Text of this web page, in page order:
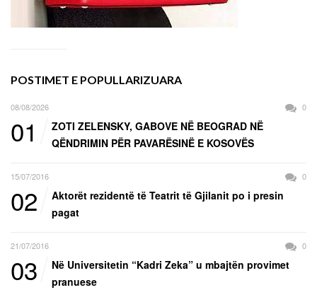
POSTIMET E POPULLARIZUARA
08/08/2026 0
01
ZOTI ZELENSKY, GABOVE NË BEOGRAD NË
QËNDRIMIN PËR PAVARËSINË E KOSOVËS
15/07/2016 0
02
Aktorët rezidentë të Teatrit të Gjilanit po i presin
pagat
21/07/2016 0
03
Në Universitetin “Kadri Zeka” u mbajtën provimet
pranuese